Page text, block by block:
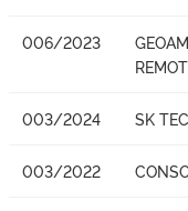
006/2023
003/2024 SK
003/2022